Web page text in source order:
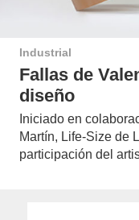
Industrial
Fallas de
diseño
Iniciado en
Martín, Life-Size de
participación del